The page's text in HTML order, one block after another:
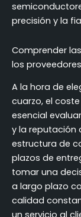
precisión y la
Comprender
los proveedores
A la hora de
cuarzo, el
esencial
y la reputación
estructura de
plazos de
tomar una
a largo plazo
calidad
un servicio al